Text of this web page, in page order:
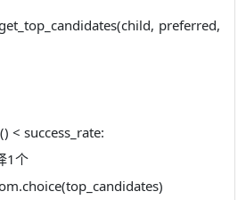
preferred,
success_rate:
1个